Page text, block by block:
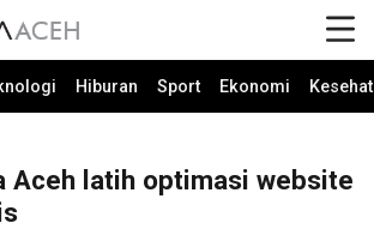
Hiburan Sport Ekonomi
Aceh latih optimasi website